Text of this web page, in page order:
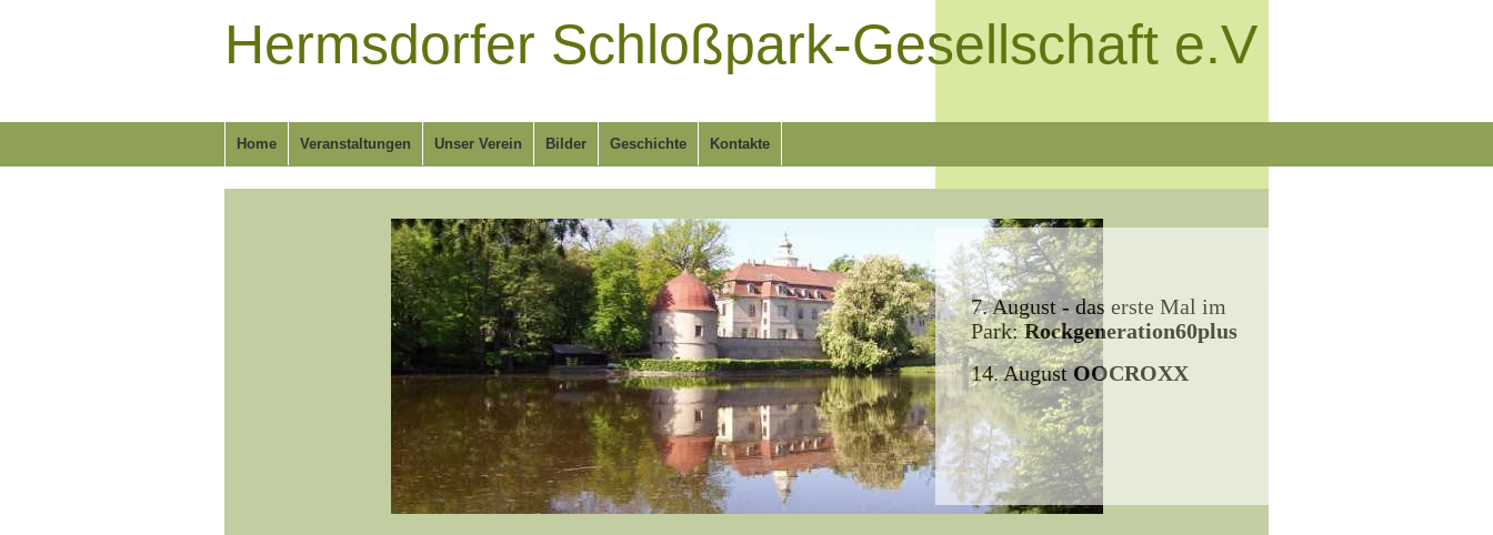
Hermsdorfer Schloßpark-Gesellschaft e.V
Home Veranstaltungen Unser Verein Bilder Geschichte Kontakte